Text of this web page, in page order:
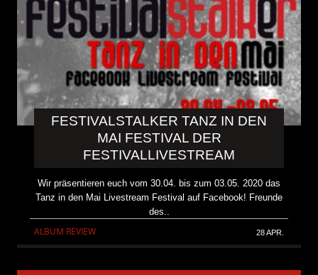
FESTIVALSTALKER TANZ IN DEN
MAI FESTIVAL DER
FESTIVALLIVESTREAM
Wir präsentieren euch vom 30.04. bis zum 03.05. 2020 das
Tanz in den Mai Livestream Festival auf Facebook! Freunde
des..
ALBUM REVIEW 28 APR.